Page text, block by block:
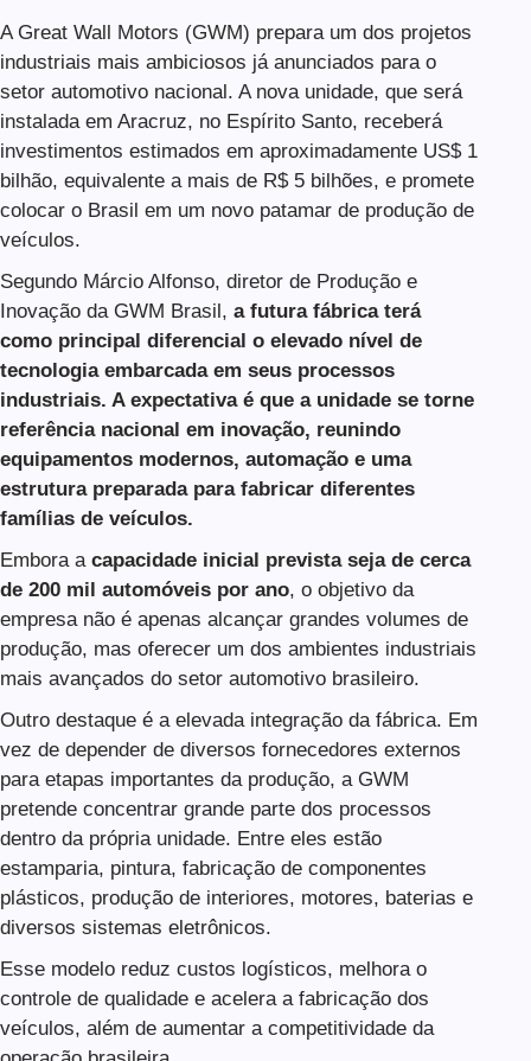
A Great Wall Motors (GWM) prepara um dos projetos
industriais mais ambiciosos já anunciados para o
setor automotivo nacional. A nova unidade, que será
instalada em Aracruz, no Espírito Santo, receberá
investimentos estimados em aproximadamente US$ 1
bilhão, equivalente a mais de R$ 5 bilhões, e promete
colocar o Brasil em um novo patamar de produção de
veículos.
Segundo Márcio Alfonso, diretor de Produção e
Inovação da GWM Brasil, a futura fábrica terá
como principal diferencial o elevado nível de
tecnologia embarcada em seus processos
industriais. A expectativa é que a unidade se torne
referência nacional em inovação, reunindo
equipamentos modernos, automação e uma
estrutura preparada para fabricar diferentes
famílias de veículos.
Embora a capacidade inicial prevista seja de cerca
de 200 mil automóveis por ano, o objetivo da
empresa não é apenas alcançar grandes volumes de
produção, mas oferecer um dos ambientes industriais
mais avançados do setor automotivo brasileiro.
Outro destaque é a elevada integração da fábrica. Em
vez de depender de diversos fornecedores externos
para etapas importantes da produção, a GWM
pretende concentrar grande parte dos processos
dentro da própria unidade. Entre eles estão
estamparia, pintura, fabricação de componentes
plásticos, produção de interiores, motores, baterias e
diversos sistemas eletrônicos.
Esse modelo reduz custos logísticos, melhora o
controle de qualidade e acelera a fabricação dos
veículos, além de aumentar a competitividade da